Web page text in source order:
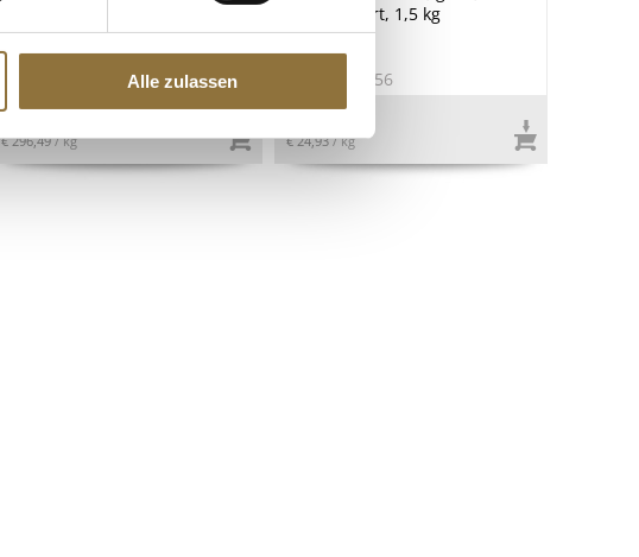
Alle zulassen
Vollm., 48 Zartb., 48 Weiß, 205
g, 160 St
€ 60,78
€ 296,49/ kg
aromatisiert, 1,5 kg
Art.Nr.:37556
€ 24,93/ kg